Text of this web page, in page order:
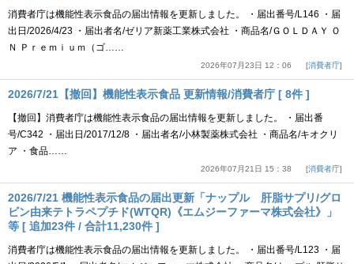
消費者庁は機能性表示食品の届出情報を更新しました。 ・届出番号/L146 ・届
出日/2026/4/23 ・届出者名/ゼリア新薬工業株式会社 ・商品名/ＧＯＬＤＡＹ Ｏ
Ｎ Ｐｒｅｍｉｕｍ（ゴ……
2026年07月23日 12：06 消費者庁
2026/7/21【撤回】機能性表示食品 更新情報/消費者庁 [ 8件 ]
【撤回】消費者庁は機能性表示食品の届出情報を更新しました。 ・届出番
号/C342 ・届出日/2017/12/8 ・届出者名/小林製薬株式会社 ・商品名/キオクリ
ア ・食品……
2026年07月21日 15：38 消費者庁
2026/7/21 機能性表示食品の届出更新「ナップル 肝脂サプリ/グロ
ビン由来テトラペプチド(WTQR)《エムジーファーマ株式会社》」
等 [ 追加23件 / 合計11,230件 ]
消費者庁は機能性表示食品の届出情報を更新しました。 ・届出番号/L123 ・届